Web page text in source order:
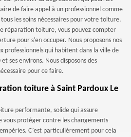
de faire appel à un professionnel comme
les soins nécessaires pour votre toiture.
réparation toiture, vous pouvez compter
pour s’en occuper. Nous proposons nos
professionnels qui habitent dans la ville de
ses environs. Nous disposons des
pour ce faire.
toiture à Saint Pardoux Le
performante, solide qui assure
vous protéger contre les changements
C’est particulièrement pour cela